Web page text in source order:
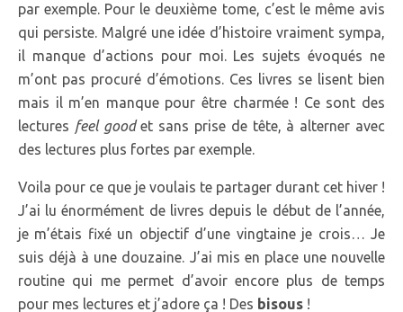
par exemple. Pour le deuxième tome, c’est le même avis
qui persiste. Malgré une idée d’histoire vraiment sympa,
il manque d’actions pour moi. Les sujets évoqués ne
m’ont pas procuré d’émotions. Ces livres se lisent bien
mais il m’en manque pour être charmée ! Ce sont des
lectures feel goodet sans prise de tête, à alterner avec
des lectures plus fortes par exemple.
Voila pour ce que je voulais te partager durant cet hiver !
J’ai lu énormément de livres depuis le début de l’année,
je m’étais fixé un objectif d’une vingtaine je crois… Je
suis déjà à une douzaine. J’ai mis en place une nouvelle
routine qui me permet d’avoir encore plus de temps
pour mes lectures et j’adore ça ! Des bisous !